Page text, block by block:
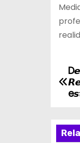
N
e